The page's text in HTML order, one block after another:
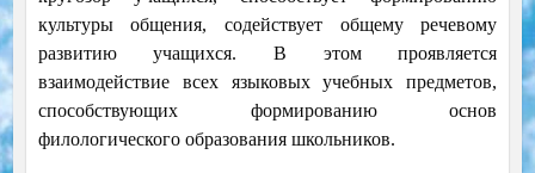
культуры общения, содействует общему речевому
развитию учащихся. В этом проявляется
взаимодействие всех языковых учебных предметов,
способствующих формированию основ
филологического образования школьников.